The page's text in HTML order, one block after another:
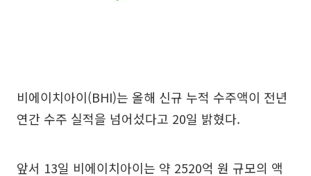
비에이치아이(BHI)는 올해 신규 누적 수주액이 전년
연간 수주 실적을 넘어섰다고 20일 밝혔다.
앞서 13일 비에이치아이는 약 2520억 원 규모의 액